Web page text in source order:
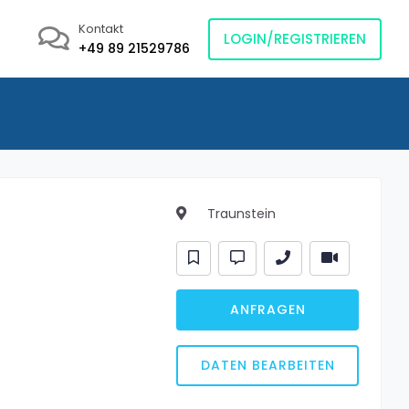
Kontakt
+49 89 21529786 LOGIN/REGISTRIEREN
Traunstein
ANFRAGEN
DATEN BEARBEITEN